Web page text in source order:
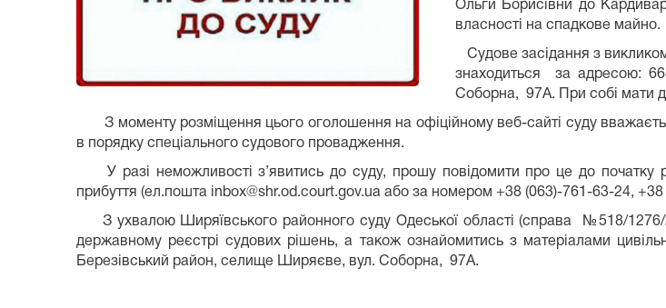
Ольги Борисівни до
власності на спадкове майно.
Судове засідання з
знаходиться за адресою:
Соборна, 97А. При собі мати
З моменту розміщення цього оголошення на офіційному веб-сайті суду
в порядку спеціального судового провадження.
У разі неможливості з’явитись до суду, прошу повідомити про це до початку
прибуття (ел.пошта inbox@shr.od.court.gov.ua або за номером +38 (063)-761-63-24,
З ухвалою Ширяївського районного суду Одеської області (справа №518/
державному реєстрі судових рішень, а також ознайомитись з матеріалами
Березівський район, селище Ширяєве, вул. Соборна, 97А.